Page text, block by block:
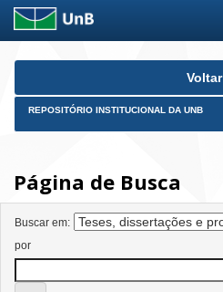
Skip
Voltar
REPOSITÓRIO INSTITUCIONAL DA UNB
Página de Busca
Buscar em:
por